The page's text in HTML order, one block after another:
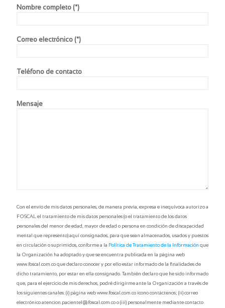
Función hepa´tica, función renal, perfil lipídico, perfil
glicémico, ácido úrico, hemograma, Uroanálisis,
Ecografía Mamaria, Osteodensitometria, Ecocardiograma,
Panorámica dental, Endoscopia de vías digestivas, RX de
Nombre completo (*)
Correo electrónico (*)
Teléfono de contacto
Mensaje
Con el envío de mis datos personales, de manera previa, expresa e inequívoca autorizo a
FOSCAL el tratamiento de mis datos personales (o el tratamiento de los datos
personales del menor de edad, mayor de edad o persona en condición de discapacidad
mental que represento) aquí consignados, para que sean almacenados, usados y puestos
en circulación o suprimidos, conforme a la Política de Tratamiento de la Información que
la Organización ha adoptado y que se encuentra publicada en la página web
www.foscal.com.co que declaro conocer y por ello estar informado de la finalidades de
dicho tratamiento, por estar en ella consignado. También declaro que he sido informado
que, para el ejercicio de mis derechos, podré dirigirme ante la Organización a través de
los siguientes canales: (i) página web www.foscal.com.co icono contáctenos; (ii) correo
electrónico atencion.paciente1@foscal.com.co o (iii) personalmente mediante contacto